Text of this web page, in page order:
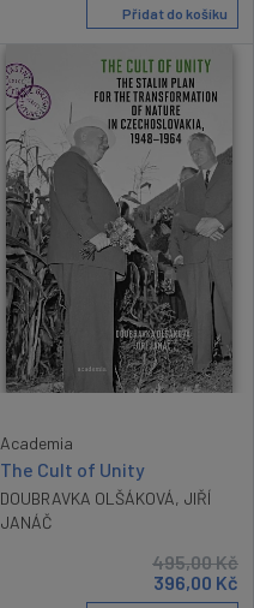
Přidat do košíku
Academia
The Cult of Unity
DOUBRAVKA OLŠÁKOVÁ, JIŘÍ
JANÁČ
495,00Kč
396,00 Kč